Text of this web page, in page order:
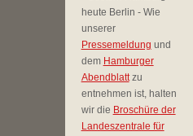
heute Berlin - Wie
unserer
Pressemeldung und
dem Hamburger
Abendblattzu
entnehmen ist, halten
wir die Broschüre der
Landeszentrale für